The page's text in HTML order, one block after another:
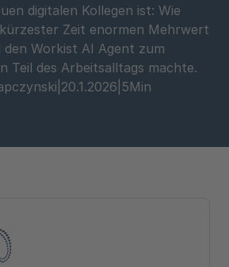
digitalen Kollegen ist: Wie
Zeit enormen Mehrwert
Workist AI Agent zum
Teil des Arbeitsalltags machte.
20.1.2026 5Min